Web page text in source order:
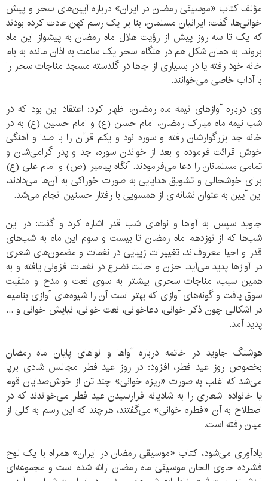
مؤلف کتاب «موسیقی رمضان در ایران» درباره آیین‌های سحر و پیش
خوانی‌ها، گفت: ایرانیان مسلمان، بنا بر یک رسم کهن عادت کرده بودند
که یک تا سه روز پیش از رؤیت هلال ماه رمضان به پیشواز این ماه
بروند. به همان شکل هم در هنگام سحر یک ساعت به اذان مانده به بام
خانه خود رفته یا در بسیاری از جاها در گلدسته مسجد مناجات سحر را
با آداب خاصی می‌خوانند.
وی درباره آوازهای نیمه ماه رمضان، اظهار کرد: اعتقاد این بود که در
شب نیمه ماه مبارک رمضان، امام حسن (ع) و امام حسین (ع) به در
خانه جد بزرگوارشان رفته و سوره نود و یکم قرآن را با صدا و آهنگی
خوش قرائت فرموده و بعد از خواندن سوره، جد و پدر گرامی‌شان و
تمامی مسلمانان را دعا می‌فرمودند. آنگاه پیامبر (ص) و امام علی (ع)
برای خوشحالی و تشویق هدایایی به صورت خوراکی به آن‌ها می‌دادند،
این آیین به عنوان نشانه‌ای از همسویی با رفتار حسنین انجام می‌شد.
جاوید سپس به آواها و نواهای شب قدر اشاره کرد و گفت: در این
شب‌ها که از نوزدهم ماه رمضان تا بیست و سوم این ماه به شب‌های
قدر و احیا معروف‌اند، تغییرات زیبایی در نغمات و مضمون‌های شعری
در آوازها پدید می‌آید. حزن و حالت تضرع در نغمات فزونی یافته و به
همین سبب، مناجات سحری بیشتر به سوی نعت و مدح و منقبت
سوق یافت و گونه‌های آوازی که بهتر است آن را شیوه‌های آوازی بنامیم
در اشکالی چون ذکر خوانی، دعاخوانی، نعت خوانی، نیایش خوانی و ...
پدید آمد.
هوشنگ جاوید در خاتمه درباره آواها و نواهای پایان ماه رمضان
بخصوص روز عید فطر، افزود: در روز عید فطر مجالس شادی برپا
می‌شد که اغلب به صورت «ریزه خوانی» چند تن از خوش‌صدایان قوم
یا خانواده اشعاری را به شادیانه فرارسیدن عید فطر می‌خواندند که در
اصطلاح به آن «فطره خوانی» می‌گفتند، هرچند که این رسم به کلی از
میان رفته است.
یادآوری می‌شود، کتاب «موسیقی رمضان در ایران» همراه با یک لوح
فشرده حاوی الحان موسیقی ماه رمضان ارائه شده است و مجموعه‌ای